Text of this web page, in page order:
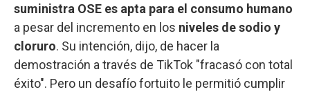
suministra OSE es apta para el consumo humano
a pesar del incremento en los niveles de sodio y
cloruro. Su intención, dijo, de hacer la
demostración a través de TikTok "fracasó con total
éxito". Pero un desafío fortuito le permitió cumplir